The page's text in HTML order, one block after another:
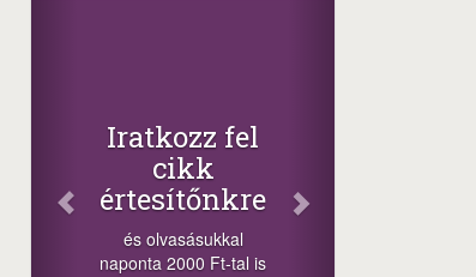
Iratkozz fel
cikk
értesítőnkre
és olvasásukkal
naponta 2000 Ft-tal is